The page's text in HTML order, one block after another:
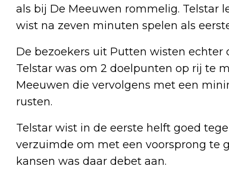
als bij De Meeuwen rommelig. Telstar
wist na zeven minuten spelen als
De bezoekers uit Putten wisten
Telstar was om 2 doelpunten op rij te
Meeuwen die vervolgens met een
rusten.
Telstar wist in de eerste helft goed
verzuimde om met een voorsprong te
kansen was daar debet aan.